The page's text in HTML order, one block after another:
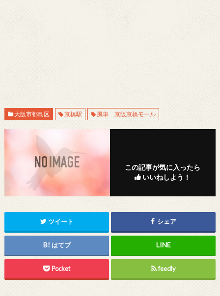
大阪市都島区 京橋駅 風車 京阪京橋モール
この記事が気に入ったら
いいねしよう！
ツイート シェア
はてブ
Pocket feedly